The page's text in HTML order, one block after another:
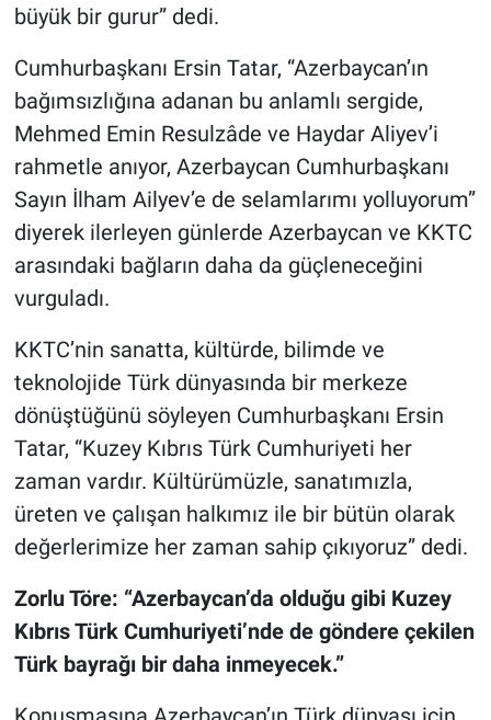
büyük bir gurur” dedi.
Cumhurbaşkanı Ersin Tatar, “Azerbaycan’ın
bağımsızlığına adanan bu anlamlı sergide,
Mehmed Emin Resulzâde ve Haydar Aliyev’i
rahmetle anıyor, Azerbaycan Cumhurbaşkanı
Sayın İlham Ailyev’e de selamlarımı yolluyorum”
diyerek ilerleyen günlerde Azerbaycan ve KKTC
arasındaki bağların daha da güçleneceğini
vurguladı.
KKTC’nin sanatta, kültürde, bilimde ve
teknolojide Türk dünyasında bir merkeze
dönüştüğünü söyleyen Cumhurbaşkanı Ersin
Tatar, “Kuzey Kıbrıs Türk Cumhuriyeti her
zaman vardır. Kültürümüzle, sanatımızla,
üreten ve çalışan halkımız ile bir bütün olarak
değerlerimize her zaman sahip çıkıyoruz” dedi.
Zorlu Töre: “Azerbaycan’da olduğu gibi Kuzey
Kıbrıs Türk Cumhuriyeti’nde de göndere çekilen
Türk bayrağı bir daha inmeyecek.”